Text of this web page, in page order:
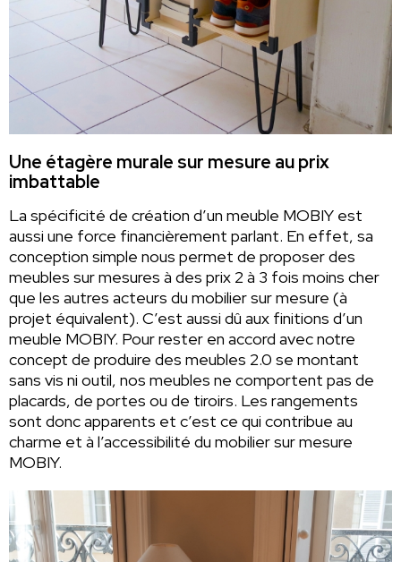
Une étagère murale sur mesure au prix
imbattable
La spécificité de création d’un meuble MOBIY est
aussi une force financièrement parlant. En effet, sa
conception simple nous permet de proposer des
meubles sur mesures à des prix 2 à 3 fois moins cher
que les autres acteurs du mobilier sur mesure (à
projet équivalent). C’est aussi dû aux finitions d’un
meuble MOBIY. Pour rester en accord avec notre
concept de produire des meubles 2.0 se montant
sans vis ni outil, nos meubles ne comportent pas de
placards, de portes ou de tiroirs. Les rangements
sont donc apparents et c’est ce qui contribue au
charme et à l’accessibilité du mobilier sur mesure
MOBIY.